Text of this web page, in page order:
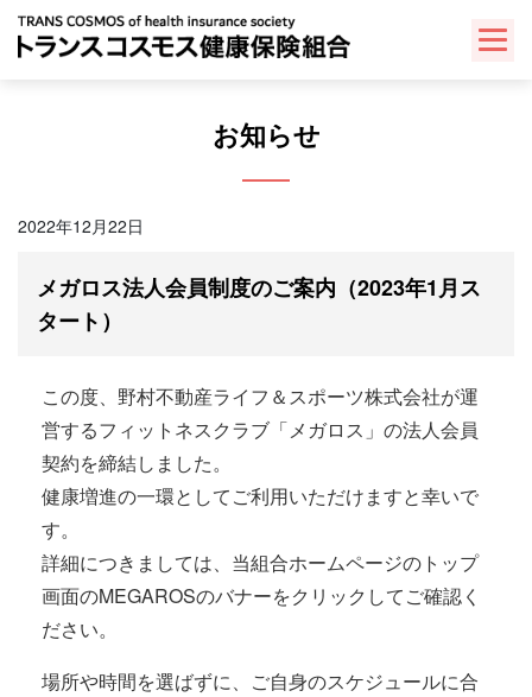
Skip
お知らせ
2022年12月22日
メガロス法人会員制度のご案内（2023年1月ス
タート）
この度、野村不動産ライフ＆スポーツ株式会社が運
営するフィットネスクラブ「メガロス」の法人会員
契約を締結しました。
健康増進の一環としてご利用いただけますと幸いで
す。
詳細につきましては、当組合ホームページのトップ
画面のMEGAROSのバナーをクリックしてご確認く
ださい。
場所や時間を選ばずに、ご自身のスケジュールに合